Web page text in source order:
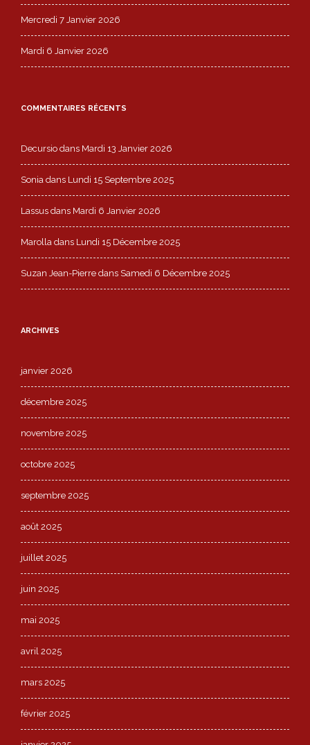
Mercredi 7 Janvier 2026
Mardi 6 Janvier 2026
COMMENTAIRES RÉCENTS
Decursio dans Mardi 13 Janvier 2026
Sonia dans Lundi 15 Septembre 2025
Lassus dans Mardi 6 Janvier 2026
Marolla dans Lundi 15 Décembre 2025
Suzan Jean-Pierre dans Samedi 6 Décembre 2025
ARCHIVES
janvier 2026
décembre 2025
novembre 2025
octobre 2025
septembre 2025
août 2025
juillet 2025
juin 2025
mai 2025
avril 2025
mars 2025
février 2025